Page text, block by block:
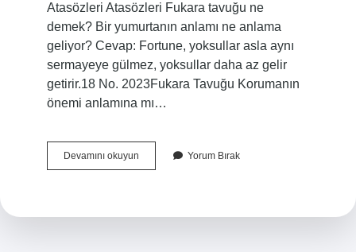
Atasözleri Atasözleri Fukara tavuğu ne
demek? Bir yumurtanın anlamı ne anlama
geliyor? Cevap: Fortune, yoksullar asla aynı
sermayeye gülmez, yoksullar daha az gelir
getirir.18 No. 2023Fukara Tavuğu Korumanın
önemi anlamına mı…
Devamını okuyunFurkanın
Tavuğu
Yorum Bırak